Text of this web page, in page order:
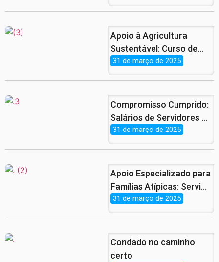
Apoio à Agricultura
Sustentável: Curso de
Piscicultura Finaliza com
Patrimônio.
31 de março de 2025
Compromisso Cumprido:
Salários de Servidores e
Benefícios de
nas Contas
31 de março de 2025
Apoio Especializado para
Famílias Atípicas: Serviço
Gratuito e Atendimento
31 de março de 2025
Condado no caminho
certo